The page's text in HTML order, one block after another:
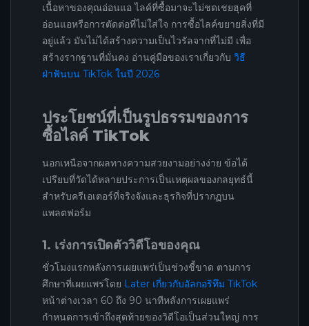
เนื้อหาของคุณอ่อนแอ ไลค์ที่ซื้อมาจะไม่ชดเชยฮุคที่
อ่อนแอหรือการตัดต่อที่ไม่ใส่ใจ การซื้อไลค์ขยายสิ่งที่มี
อยู่แล้ว มันไม่ได้สร้างความเป็นไวรัลจากที่ไม่มี เพื่อ
สร้างรากฐานที่มั่นคง อ่านคู่มือของเราเกี่ยวกับ วิธี
ฝ่าฟันบน TikTok ในปี 2026
ประโยชน์ที่เป็นรูปธรรมของการ
ซื้อไลค์ TikTok
นอกเหนือจากผลทางความสวยงามอย่างง่าย ข้อได้
เปรียบที่วัดได้หลายประการเป็นเหตุผลของกลยุทธ์นี้
สำหรับครีเอเตอร์ที่จริงจังและธุรกิจที่ปรากฏบน
แพลตฟอร์ม
1. เร่งการเปิดตัววิดีโอของคุณ
ชั่วโมงแรกหลังการเผยแพร่เป็นช่วงชี้ขาด ตามการ
ศึกษาที่เผยแพร่โดย Later เกี่ยวกับอัลกอริทึม TikTok
หน้าต่างเวลา 60 ถึง 90 นาทีหลังการเผยแพร่
กำหนดการเข้าถึงสุดท้ายของวิดีโอเป็นส่วนใหญ่ การ